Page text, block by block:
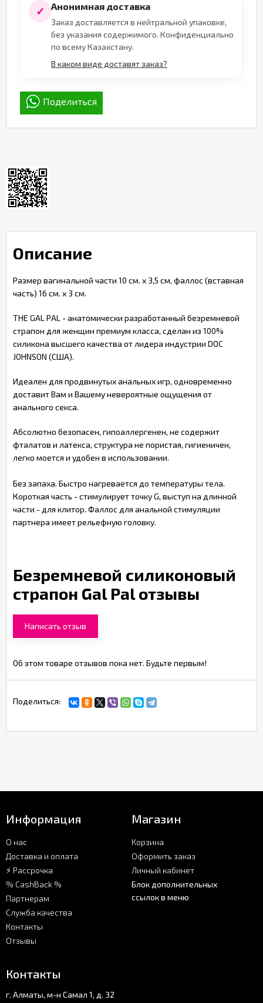
✓ Анонимная доставка
Заказ доставляется в нейтральной упаковке,
без указания содержимого. Конфиденциально
по всему Казахстану.
В каком виде доставят заказ?
Поделиться
Описание
Размер вагинальной части 10 см. х 3,5 см, фаллос (вставная
часть) 16 см. х 3 см.
THE GAL PAL - анатомически разработанный безремневой
страпон для женщин премиум класса, сделан из 100%
силикона высшего качества от лидера индустрии DOC
JOHNSON (США).
Идеален для продвинутых анальных игр, одновременно
доставит Вам и Вашему невероятные ощущения от
анального секса.
Абсолютно безопасен, гипоаллергенен, не содержит
фталатов и латекса, структура не пористая, гигиеничен,
легко моется и удобен в использовании.
Без запаха. Быстро нагревается до температуры тела.
Короткая часть - стимулирует точку G, выступ на длинной
части - для клитор. Фаллос для анальной стимуляции
партнера имеет рельефную головку.
Безремневой силиконовый
страпон Gal Pal отзывы
Написать отзыв
Об этом товаре отзывов пока нет. Будьте первым!
Поделиться:
Информация
О нас
Доставка и оплата
⚡ Рассрочка
% CashBack %
Партнерам
Служба качества
Контакты
Отзывы
Магазин
Корзина
Оформить заказ
Личный кабинет
Блок дополнительных
ссылок в меню
Контакты
г. Алматы, м-н Самал 1, д. 32